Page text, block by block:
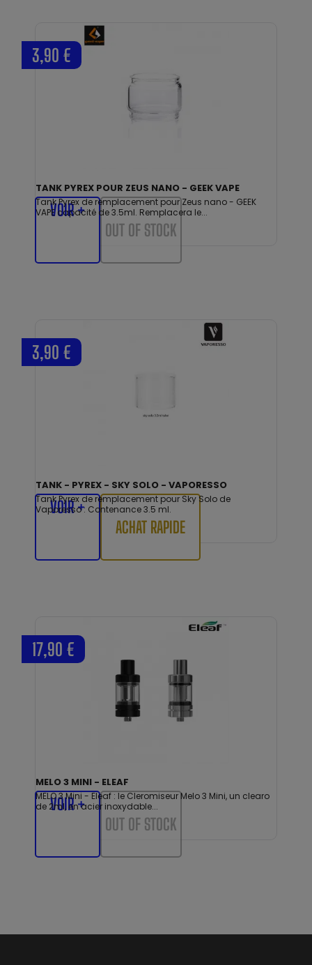
TANK PYREX POUR ZEUS NANO - GEEK VAPE
Tank Pyrex de remplacement pour Zeus nano - GEEK
VAPE capacité de 3.5ml. Remplacera le...
3,90 €
VOIR +
OUT OF STOCK
TANK - PYREX - SKY SOLO - VAPORESSO
Tank Pyrex de remplacement pour Sky Solo de
Vaporesso : Contenance 3.5 ml.
3,90 €
VOIR +
ACHAT RAPIDE
MELO 3 MINI - ELEAF
MELO 3 Mini - Eleaf : le Cleromiseur Melo 3 Mini, un clearo
de 2ml, en acier inoxydable...
17,90 €
VOIR +
OUT OF STOCK